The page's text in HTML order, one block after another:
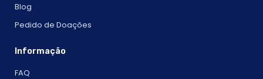
Blog
Pedido de Doações
Informação
FAQ